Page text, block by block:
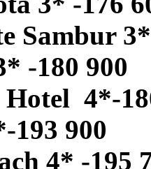
Sambur
-180 900
Hotel 4*-
193 900
4* -195